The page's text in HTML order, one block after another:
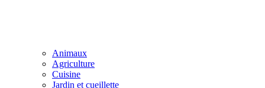
Animaux
Agriculture
Cuisine
Jardin et cueillette